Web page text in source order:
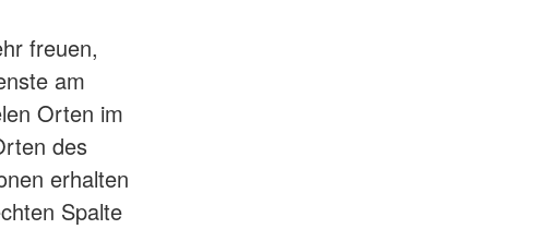
freuen,
am
Orten im
des
erhalten
Spalte